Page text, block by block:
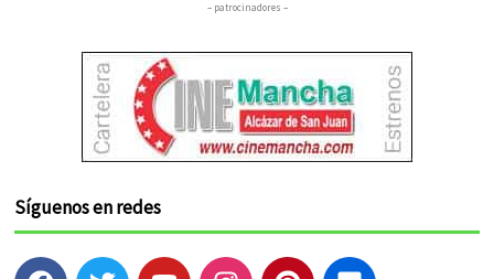
– patrocinadores –
Síguenos en redes
F T Y I P F